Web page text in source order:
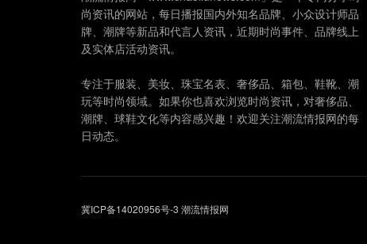
尚资讯的网站，每日播报国内外知名品牌、小众设计师品
牌、潮牌等新品和代言人资讯，近期时尚事件、品牌线上
及实体店活动资讯。
专注于服装、美妆、珠宝名表、奢侈品、箱包、鞋靴、潮
玩等时尚领域。如果你也喜欢浏览时尚资讯，对奢侈品、
潮牌、球鞋文化等内容感兴趣！欢迎关注潮流情报网的每
日动态。
冀ICP备14020956号-3 潮流情报网